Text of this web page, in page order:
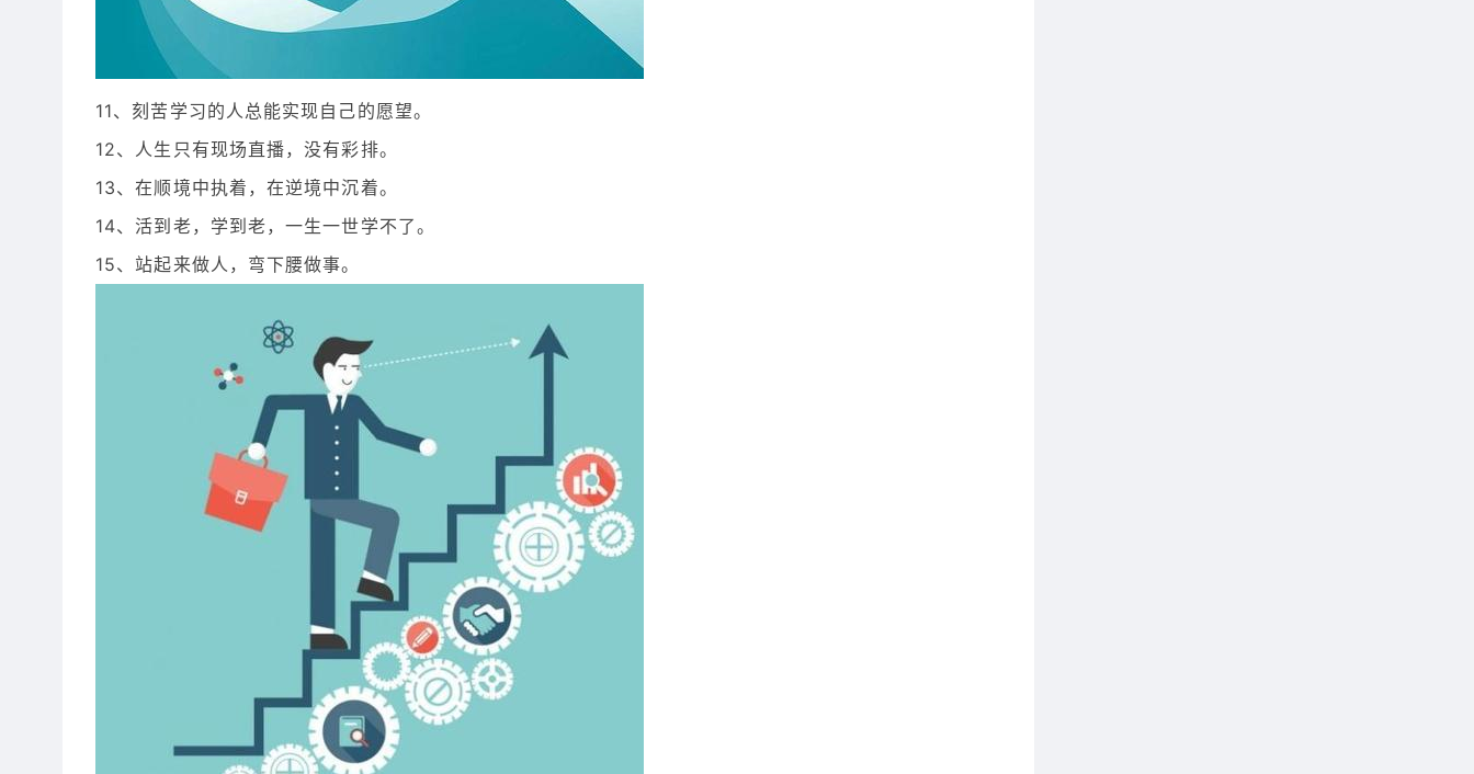
11、刻苦学习的人总能实现自己的愿望。
12、人生只有现场直播，没有彩排。
13、在顺境中执着，在逆境中沉着。
14、活到老，学到老，一生一世学不了。
15、站起来做人，弯下腰做事。